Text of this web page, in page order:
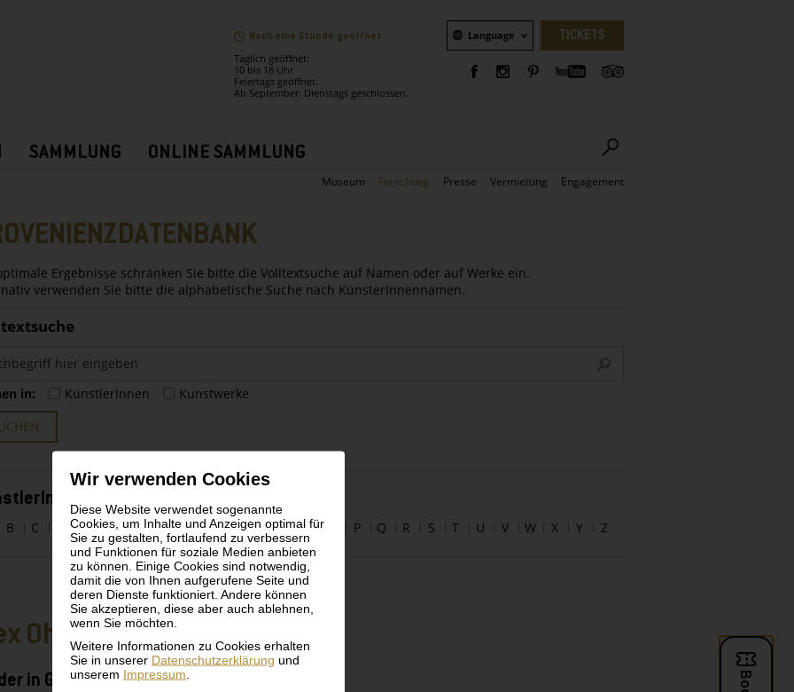
Wir verwenden Cookies
Diese Website verwendet sogenannte
Cookies, um Inhalte und Anzeigen optimal für
Sie zu gestalten, fortlaufend zu verbessern
und Funktionen für soziale Medien anbieten
zu können. Einige Cookies sind notwendig,
damit die von Ihnen aufgerufene Seite und
deren Dienste funktioniert. Andere können
Sie akzeptieren, diese aber auch ablehnen,
wenn Sie möchten.
Weitere Informationen zu Cookies erhalten
Sie in unserer Datenschutzerklärung und
unserem Impressum
Noch eine Stunde geöffnet.
Täglich geöffnet:
10 bis 18 Uhr
Feiertags geöffnet.
Ab September: Dienstags geschlossen.
Sprachauswahl
Language TICKETS
SAMMLUNG ONLINE SAMMLUNG
Museum Forschung Presse Vermietung Engagement
Ergebnisse schränken Sie bitte die Volltextsuche auf Namen oder auf Werke ein.
verwenden Sie bitte die alphabetische Suche nach KünsterInnennamen.
in: KünstlerInnen
Kunstwerke
alphabetisch
B C E F G H I J K L M N P Q R S T U V W X Y Z
Ohnoutek
in Großstadthof